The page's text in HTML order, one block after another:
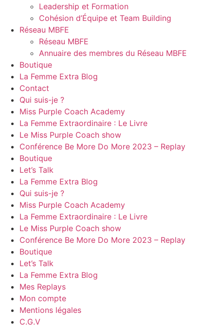
Leadership et Formation
Cohésion d’Équipe et Team Building
Réseau MBFE
Réseau MBFE
Annuaire des membres du Réseau MBFE
Boutique
La Femme Extra Blog
Contact
Qui suis-je ?
Miss Purple Coach Academy
La Femme Extraordinaire : Le Livre
Le Miss Purple Coach show
Conférence Be More Do More 2023 – Replay
Boutique
Let’s Talk
La Femme Extra Blog
Qui suis-je ?
Miss Purple Coach Academy
La Femme Extraordinaire : Le Livre
Le Miss Purple Coach show
Conférence Be More Do More 2023 – Replay
Boutique
Let’s Talk
La Femme Extra Blog
Mes Replays
Mon compte
Mentions légales
C.G.V